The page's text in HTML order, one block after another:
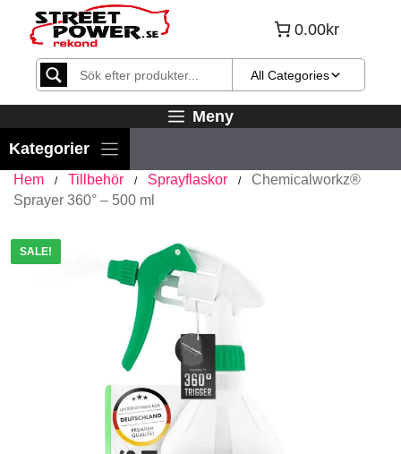
Hoppa
innehåll
0.00kr
All Categories
Meny
Hem / Tillbehör / Sprayflaskor /
Chemicalworkz®
Sprayer 360° – 500 ml
SALE!